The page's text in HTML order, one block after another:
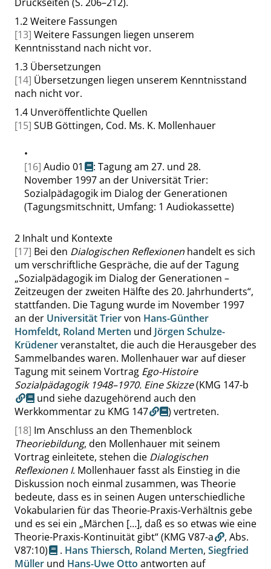
1.2Weitere Fassungen
[13] Weitere Fassungen liegen unserem
Kenntnisstand nach nicht vor.
1.3 Übersetzungen
[14] Übersetzungen liegen unserem Kenntnisstand
nach nicht vor.
1.4 Unveröffentlichte Quellen
[15] SUB Göttingen, Cod. Ms. K. Mollenhauer
•
[16] Audio 01
: Tagung am 27. und 28.
November 1997 an der Universität Trier:
Sozialpädagogik im Dialog der Generationen
(Tagungsmitschnitt, Umfang: 1 Audiokassette)
2 Inhalt und Kontexte
[17] Bei den Dialogischen Reflexionen handelt es sich
um verschriftliche Gespräche, die auf der Tagung
„Sozialpädagogik im Dialog der Generationen –
Zeitzeugen der zweiten Hälfte des 20. Jahrhunderts“,
stattfanden. Die Tagung wurde im November 1997
an der Universität Triervon Hans-Günther
Homfeldt, Roland Merten und Jörgen Schulze-
Krüdenerveranstaltet, die auch die Herausgeber des
Sammelbandes waren. Mollenhauer war auf dieser
Tagung mit seinem Vortrag Ego-Histoire
Sozialpädagogik 1948–1970. Eine Skizze(KMG 147-b
und siehe dazugehörend auch den
Werkkommentar zu KMG 147
) vertreten.
[18] Im Anschluss an den Themenblock
Theoriebildung, den Mollenhauer mit seinem
Vortrag einleitete, stehen die Dialogischen
Reflexionen I. Mollenhauer fasst als Einstieg in die
Diskussion noch einmal zusammen, was Theorie
bedeute, dass es in seinen Augen unterschiedliche
Vokabularien für das Theorie-Praxis-Verhältnis gebe
und es sei ein „Märchen […], daß es so etwas wie eine
Theorie-Praxis-Kontinuität gibt“(KMG V87-a , Abs.
V87:10) . Hans Thiersch, Roland Merten, Siegfried
Müller und Hans-Uwe Otto antworten auf